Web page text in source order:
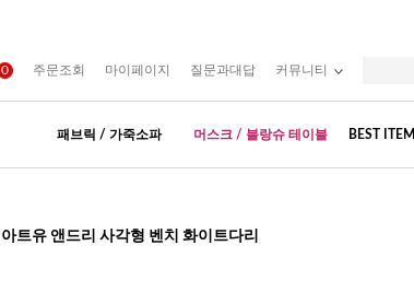
0 주문조회 마이페이지 질문과대답 커뮤니티
패브릭 / 가죽소파 머스크 / 블랑슈 테이블 BEST ITEM
아트유 앤드리 사각형 벤치 화이트다리